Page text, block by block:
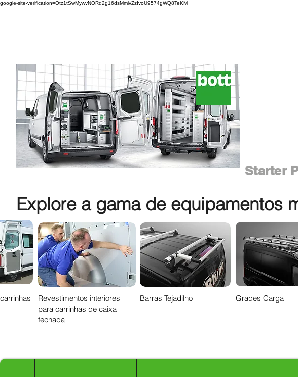
google-site-verification=Otz1tSwMywvNORq2g16dsMmlvZzIvoU9574gWQ8TeKM
Starter
Explore a gama de equipamentos
Revestimentos interiores
para carrinhas de caixa
fechada
Barras Tejadilho Grades Carga